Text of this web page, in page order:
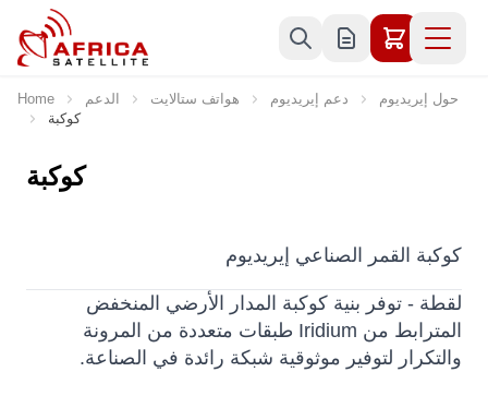
Skip to Content
Home الدعم هواتف ستالايت دعم إيريديوم
حول إيريديوم
كوكبة
كوكبة
كوكبة القمر الصناعي إيريديوم
لقطة - توفر بنية كوكبة المدار الأرضي المنخفض
المترابط من Iridium طبقات متعددة من المرونة
والتكرار لتوفير موثوقية شبكة رائدة في الصناعة.